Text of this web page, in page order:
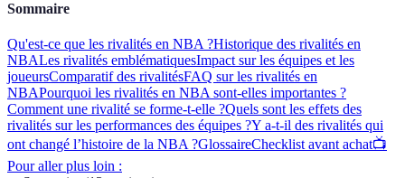
Sommaire
Qu'est-ce que les rivalités en NBA ?Historique des rivalités en
NBALes rivalités emblématiquesImpact sur les équipes et les
joueursComparatif des rivalitésFAQ sur les rivalités en
NBAPourquoi les rivalités en NBA sont-elles importantes ?
Comment une rivalité se forme-t-elle ?Quels sont les effets des
rivalités sur les performances des équipes ?Y a-t-il des rivalités qui
ont changé l’histoire de la NBA ?GlossaireChecklist avant achat📺
Pour aller plus loin :